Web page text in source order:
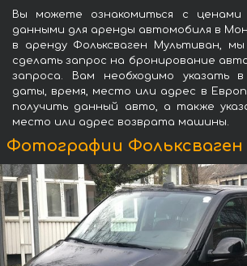
Вы можете ознакомиться с ценами
данными для аренды автомобиля в
в аренду Фольксваген Мультиван,
сделать запрос на бронирование
запроса. Вам необходимо указать
даты, время, место или адрес в
получить данный авто, а также
место или адрес возврата машины.
Фотографии